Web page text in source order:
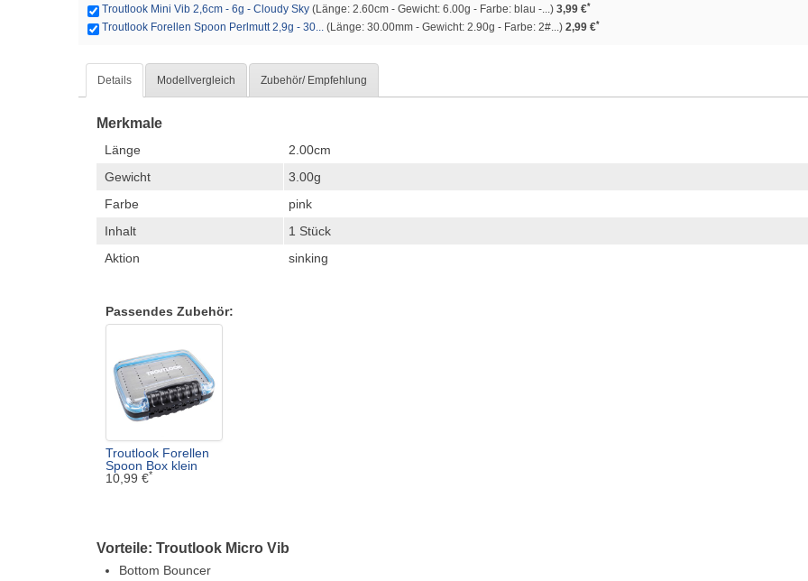
Troutlook Mini Vib 2,6cm - 6g - Cloudy Sky (Länge: 2.60cm - Gewicht: 6.00g - Farbe: blau -...) 3,99 €*
Troutlook Forellen Spoon Perlmutt 2,9g - 30... (Länge: 30.00mm - Gewicht: 2.90g - Farbe: 2#...) 2,99 €*
Details Modellvergleich Zubehör/ Empfehlung
Merkmale
Länge
2.00cm
Gewicht
3.00g
Farbe
pink
Inhalt
1 Stück
Aktion
sinking
Passendes Zubehör:
Troutlook Forellen
Spoon Box klein
10,99 €*
Vorteile: Troutlook Micro Vib
Bottom Bouncer